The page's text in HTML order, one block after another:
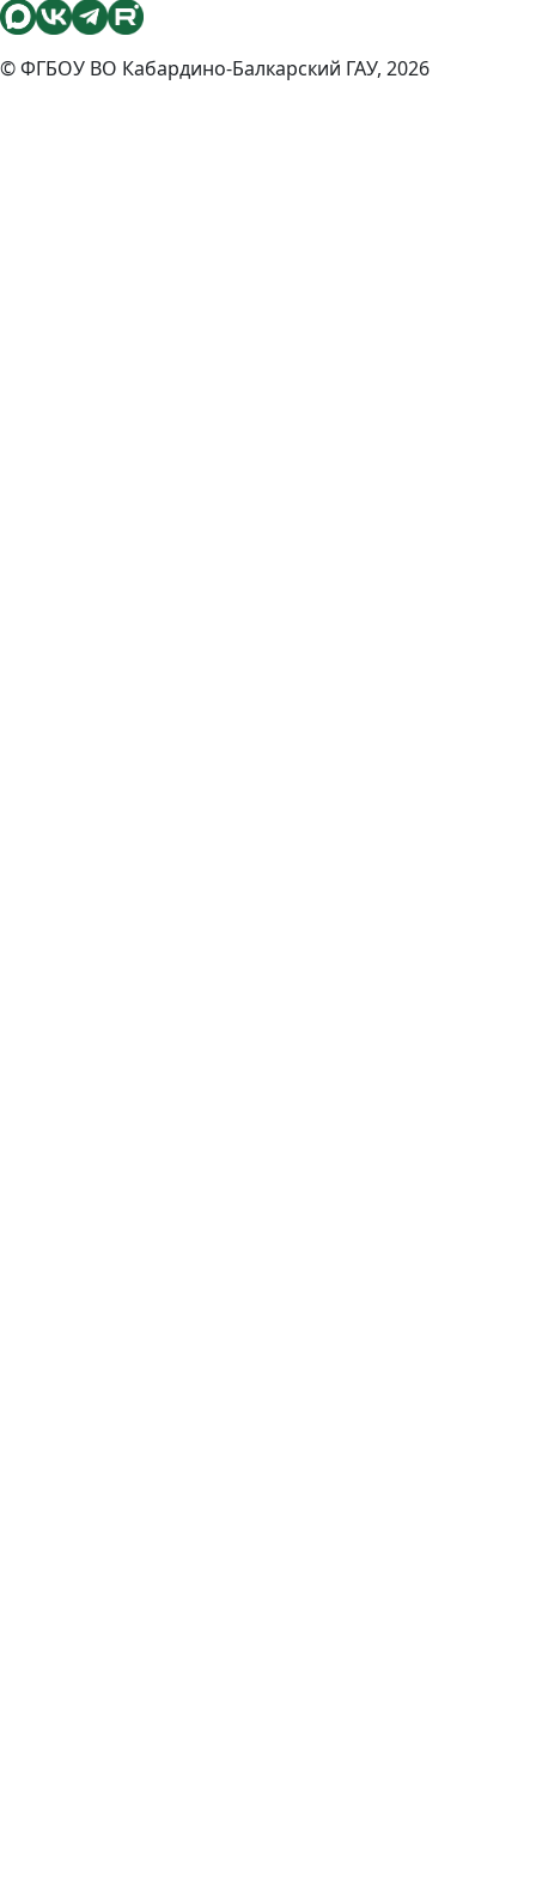
© ФГБОУ ВО Кабардино-Балкарский ГАУ, 2026